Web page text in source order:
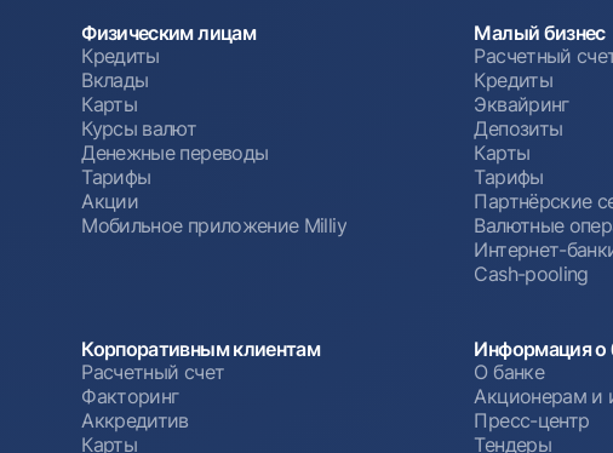
Физическим лицам
Кредиты
Вклады
Карты
Курсы валют
Денежные переводы
Тарифы
Акции
Мобильное приложение Milliy
Малый бизнес
Расчетный
Кредиты
Эквайринг
Депозиты
Карты
Тарифы
Партнёрские
Валютные
Интернет-
Cash-pooling
Корпоративным клиентам
Расчетный счет
Факторинг
Аккредитив
Карты
Информация о
О банке
Акционерам и
Пресс-центр
Тендеры